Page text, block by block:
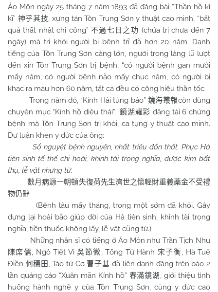
Áo Môn ngày 25 tháng 7 năm 1893 đã đăng bài “Thần hồ kì
kĩ” 神乎其技, xưng tán Tôn Trung Sơn y thuật cao minh, “bất
quá thất nhật chi công” 不過七日之功 (chữa trị chưa đến 7
ngày) mà trị khỏi người bị bệnh trĩ đã hơn 20 năm. Danh
tiếng của Tôn Trung Sơn càng lớn, người trong làng lũ lượt
đến xin Tôn Trung Sơn trị bệnh, “có người bệnh gan mười
mấy năm, có người bệnh não mấy chục năm, có người bị
khạc ra máu hơn 60 năm, tất cả đều có công hiệu thần tốc.
Trong năm đó, “Kính Hải tùng báo” 鏡海叢報còn dùng
chuyên mục “Kính hồ diệu thái”鏡湖耀彩 đăng tải 6 chứng
bệnh mà Tôn Trung Sơn trị khỏi, ca tụng y thuật cao minh.
Dư luận khen y đức của ông:
Sổ nguyệt bệnh nguyên, nhất triêu đốn thất. Phục Hà
tiên sinh tế thế chi hoài, khinh tài trọng nghĩa, dược kim bất
thụ, lễ vật nhưng từ.
數月病源一朝頓失復荷先生濟世之懷輕財重義藥金不受禮
物仍辭
(Bệnh lâu mấy tháng, trong một sớm đã khỏi. Gây
dựng lại hoài bão giúp đời của Hà tiên sinh, khinh tài trọng
nghĩa, tiền thuốc không lấy, lễ vật cũng từ.)
Những nhân sĩ có tiếng ở Áo Môn như Trần Tịch Nhu
陳席儒, Ngô Tiết Vi吳節微, Tống Tử Hành 宋子衡, Hà Tuệ
Điền 何穗田 , Tào tử Cơ 曹子基 đã liên danh đăng trên báo 2
lần quảng cáo “Xuân mãn Kính hồ” 春滿鏡湖 , giới thiệu tình
huống hành nghề y của Tôn Trung Sơn, cùng y đức cao